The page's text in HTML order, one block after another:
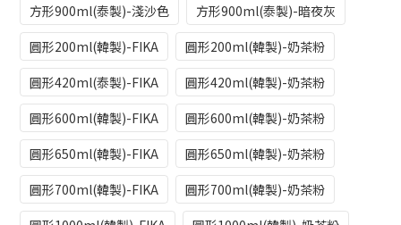
方形900ml(泰製)-淺沙色
方形900ml(泰製)-暗夜灰
圓形200ml(韓製)-FIKA
圓形200ml(韓製)-奶茶粉
圓形420ml(泰製)-FIKA
圓形420ml(韓製)-奶茶粉
圓形600ml(韓製)-FIKA
圓形600ml(韓製)-奶茶粉
圓形650ml(韓製)-FIKA
圓形650ml(韓製)-奶茶粉
圓形700ml(韓製)-FIKA
圓形700ml(韓製)-奶茶粉